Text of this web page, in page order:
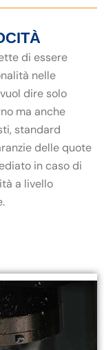
di essere
nelle
dire solo
ma anche
standard
delle quote
in caso di
a livello